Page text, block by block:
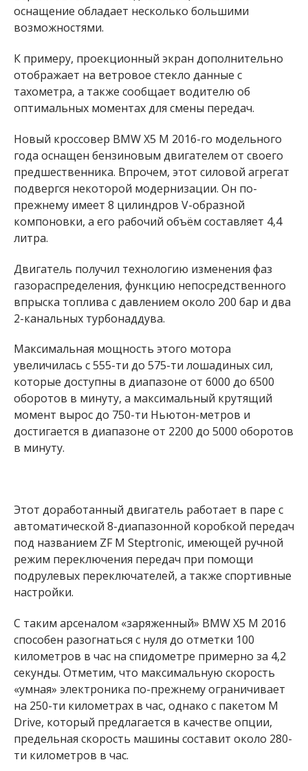
оснащение обладает несколько большими
возможностями.
К примеру, проекционный экран дополнительно
отображает на ветровое стекло данные с
тахометра, а также сообщает водителю об
оптимальных моментах для смены передач.
Новый кроссовер BMW X5 M 2016-го модельного
года оснащен бензиновым двигателем от своего
предшественника. Впрочем, этот силовой агрегат
подвергся некоторой модернизации. Он по-
прежнему имеет 8 цилиндров V-образной
компоновки, а его рабочий объём составляет 4,4
литра.
Двигатель получил технологию изменения фаз
газораспределения, функцию непосредственного
впрыска топлива с давлением около 200 бар и два
2-канальных турбонаддува.
Максимальная мощность этого мотора
увеличилась с 555-ти до 575-ти лошадиных сил,
которые доступны в диапазоне от 6000 до 6500
оборотов в минуту, а максимальный крутящий
момент вырос до 750-ти Ньютон-метров и
достигается в диапазоне от 2200 до 5000 оборотов
в минуту.
Этот доработанный двигатель работает в паре с
автоматической 8-диапазонной коробкой передач
под названием ZF M Steptronic, имеющей ручной
режим переключения передач при помощи
подрулевых переключателей, а также спортивные
настройки.
С таким арсеналом «заряженный» BMW X5 M 2016
способен разогнаться с нуля до отметки 100
километров в час на спидометре примерно за 4,2
секунды. Отметим, что максимальную скорость
«умная» электроника по-прежнему ограничивает
на 250-ти километрах в час, однако с пакетом M
Drive, который предлагается в качестве опции,
предельная скорость машины составит около 280-
ти километров в час.